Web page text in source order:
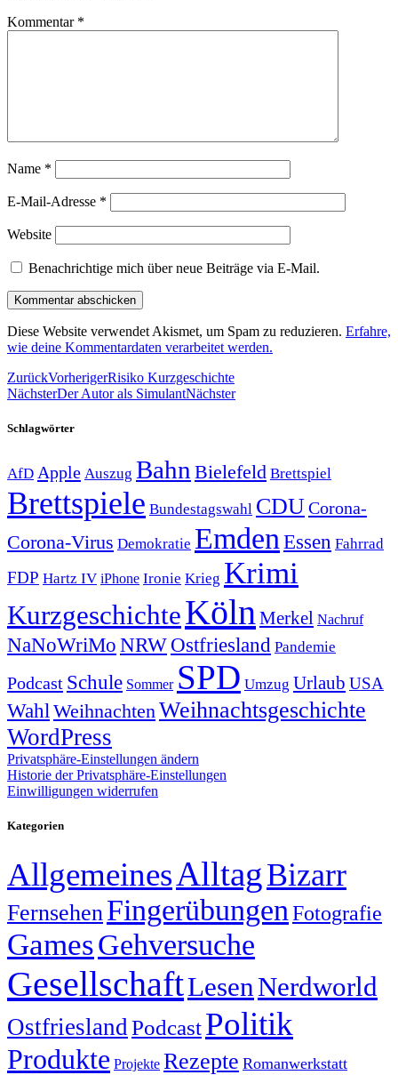
Kommentar *
Name *
E-Mail-Adresse *
Website
Benachrichtige mich über neue Beiträge via E-Mail.
Diese Website verwendet Akismet, um Spam zu reduzieren. Erfahre,
wie deine Kommentardaten verarbeitet werden.
ZurückVorherigerRisiko Kurzgeschichte
NächsterDer Autor als SimulantNächster
Schlagwörter
AfD Apple Auszug Bahn Bielefeld Brettspiel
Brettspiele Bundestagswahl CDUCorona-
Corona-Virus Demokratie Emden Essen Fahrrad
FDP Hartz IV iPhone Ironie Krieg Krimi
KurzgeschichteKölnMerkel Nachruf
NaNoWriMo NRWOstfriesland Pandemie
Podcast Schule Sommer SPD Umzug Urlaub USA
WahlWeihnachtenWeihnachtsgeschichte
WordPress
Privatsphäre-Einstellungen ändern
Historie der Privatsphäre-Einstellungen
Einwilligungen widerrufen
Kategorien
AllgemeinesAlltagBizarr
Fernsehen Fingerübungen Fotografie
GamesGehversuche
GesellschaftLesen Nerdworld
Ostfriesland PodcastPolitik
Produkte Projekte Rezepte Romanwerkstatt